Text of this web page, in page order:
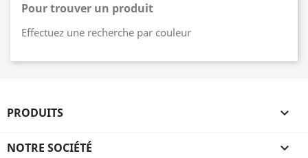
Pour trouver un produit
Effectuez une recherche par couleur
PRODUITS 
NOTRE SOCIÉTÉ 